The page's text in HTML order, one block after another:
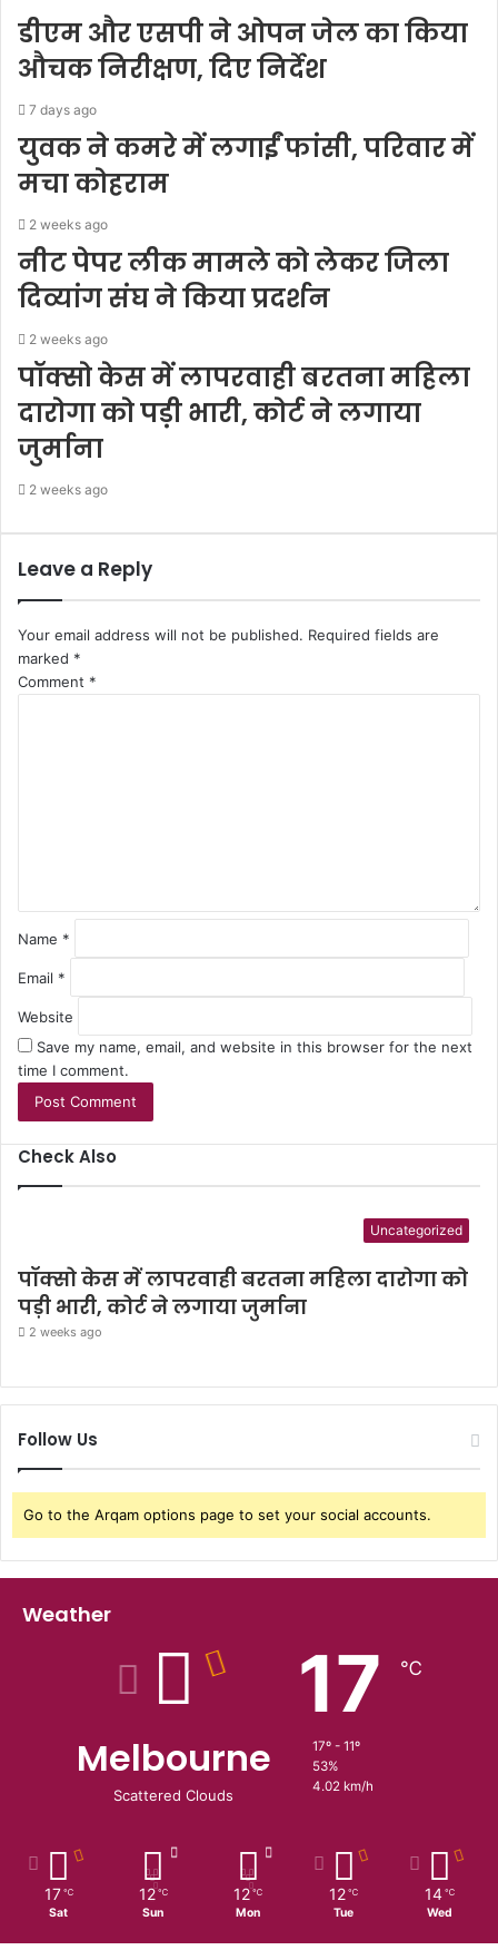
डीएम और एसपी ने ओपन जेल का किया
औचक निरीक्षण, दिए निर्देश
7 days ago
युवक ने कमरे में लगाईं फांसी, परिवार में
मचा कोहराम
2 weeks ago
नीट पेपर लीक मामले को लेकर जिला
दिव्यांग संघ ने किया प्रदर्शन
2 weeks ago
पॉक्सो केस में लापरवाही बरतना महिला
दारोगा को पड़ी भारी, कोर्ट ने लगाया
जुर्माना
2 weeks ago
Leave a Reply
Your email address will not be published. Required fields are
marked *
Comment *
Name *
Email *
Website
Save my name, email, and website in this browser for the next
time I comment.
Check Also
C
e
Uncategorized
पॉक्सो केस में लापरवाही बरतना महिला दारोगा को
पड़ी भारी, कोर्ट ने लगाया जुर्माना
2 weeks ago
Follow Us
Go to the Arqam options page to set your social accounts.
Weather
Melbourne
Scattered Clouds
17 ℃
17º - 11º
53%
4.02 km/h
17 ℃
Sat
12 ℃
Sun
12 ℃
Mon
12 ℃
Tue
14 ℃
Wed